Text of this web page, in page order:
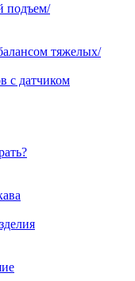
подъем/
тяжелых/
с датчиком